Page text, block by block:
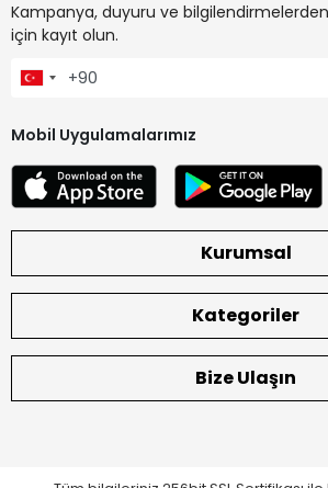
Kampanya, duyuru ve
için kayıt olun.
Mobil Uygulamalarımız
Kurumsal
Kategoriler
Bize Ulaşın